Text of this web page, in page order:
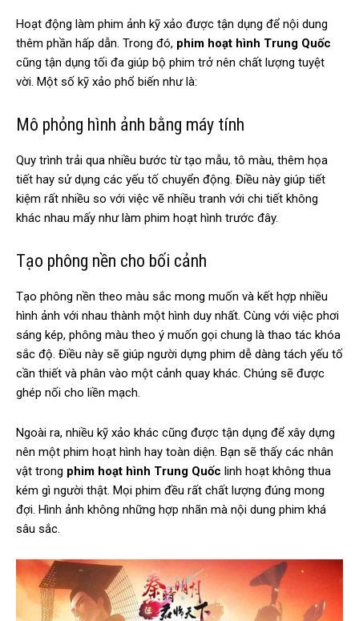
Hoạt động làm phim ảnh kỹ xảo được tận dụng để nội dung
thêm phần hấp dẫn. Trong đó, phim hoạt hình Trung Quốc
cũng tận dụng tối đa giúp bộ phim trở nên chất lượng tuyệt
vời. Một số kỹ xảo phổ biến như là:
Mô phỏng hình ảnh bằng máy tính
Quy trình trải qua nhiều bước từ tạo mẫu, tô màu, thêm họa
tiết hay sử dụng các yếu tố chuyển động. Điều này giúp tiết
kiệm rất nhiều so với việc vẽ nhiều tranh với chi tiết không
khác nhau mấy như làm phim hoạt hình trước đây.
Tạo phông nền cho bối cảnh
Tạo phông nền theo màu sắc mong muốn và kết hợp nhiều
hình ảnh với nhau thành một hình duy nhất. Cùng với việc phơi
sáng kép, phông màu theo ý muốn gọi chung là thao tác khóa
sắc độ. Điều này sẽ giúp người dựng phim dễ dàng tách yếu tố
cần thiết và phân vào một cảnh quay khác. Chúng sẽ được
ghép nối cho liền mạch.
Ngoài ra, nhiều kỹ xảo khác cũng được tận dụng để xây dựng
nên một phim hoạt hình hay toàn diện. Bạn sẽ thấy các nhân
vật trong phim hoạt hình Trung Quốc linh hoạt không thua
kém gì người thật. Mọi phim đều rất chất lượng đúng mong
đợi. Hình ảnh không những hợp nhãn mà nội dung phim khá
sâu sắc.